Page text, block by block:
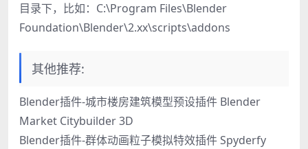
目录下，比如：C:\Program Files\Blender
Foundation\Blender\2.xx\scripts\addons
其他推荐:
Blender插件-城市楼房建筑模型预设插件 Blender
Market Citybuilder 3D
Blender插件-群体动画粒子模拟特效插件 Spyderfy